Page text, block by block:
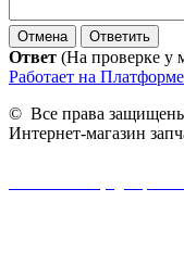
Ответ (На проверке у
Работает на
© Все права
Интернет-магазин